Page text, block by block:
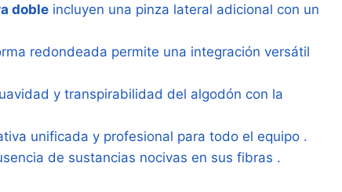
dobleincluyen una pinza lateral adicional con un
redondeada permite una integración versátil
y transpirabilidad del algodón con la
unificada y profesional para todo el equipo .
de sustancias nocivas en sus fibras .